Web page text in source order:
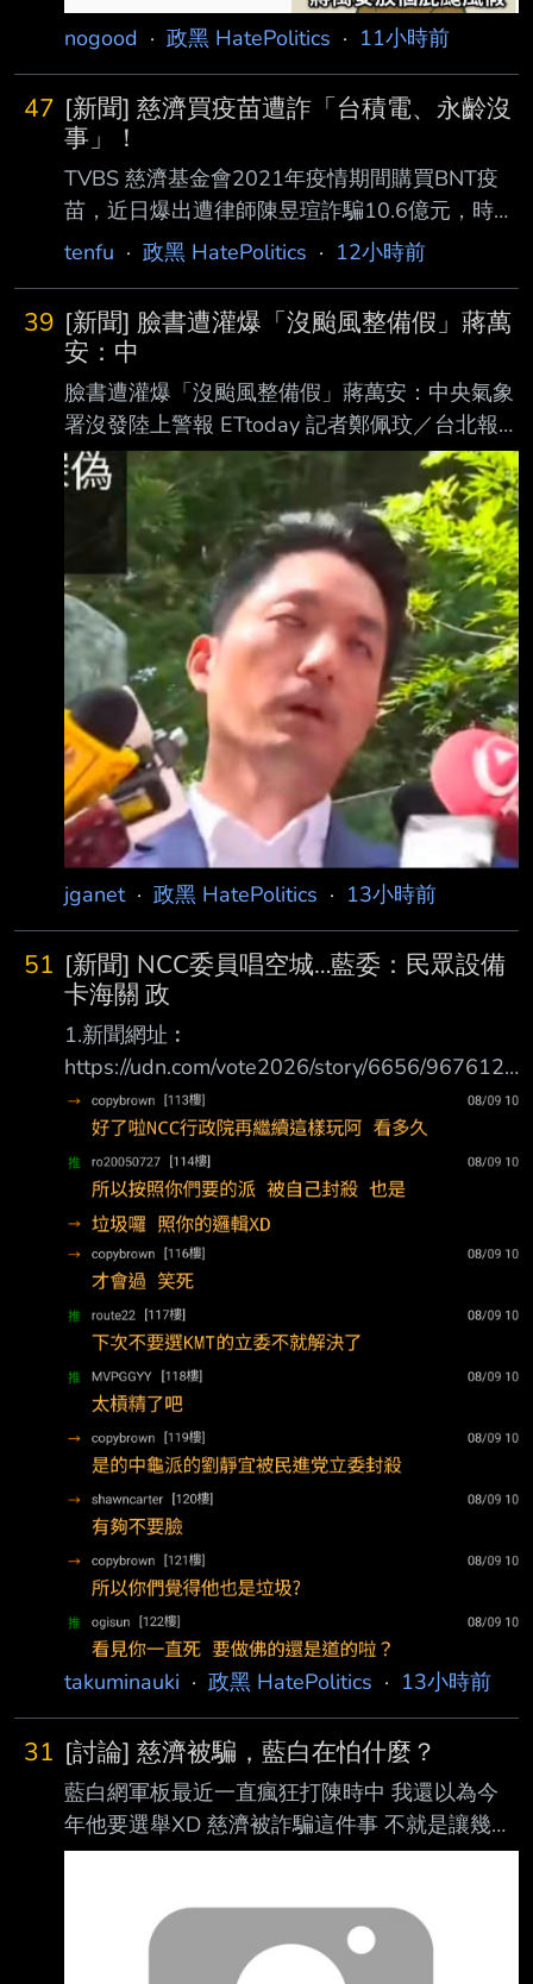
nogood · 政黑 HatePolitics · 11小時前
47 [新聞] 慈濟買疫苗遭詐「台積電、永齡沒
事」！
TVBS 慈濟基金會2021年疫情期間購買BNT疫
苗，近日爆出遭律師陳昱瑄詐騙10.6億元，時任
衛 福部長陳時中於7日表示，當初對他做出不實
陳沂則質疑，同樣投入BNT疫苗採購的台積電、
永齡基金會並未傳出類似情況，不能因 慈濟遭
遇詐騙，就藉此洗台灣人記憶。 慈濟疫苗採購
遭詐騙 陳時中要求道歉 陳沂在臉書發文指
出，疫情爆發時，政府表示無法購得BNT疫苗，
促使民間力量介入，其 中台積電與永齡基金會
分別採購500萬劑BNT疫苗捐贈，後續慈濟基金
會也加入採購行列， 同樣購買
tenfu · 政黑 HatePolitics · 12小時前
39 [新聞] 臉書遭灌爆「沒颱風整備假」蔣萬
安：中
臉書遭灌爆「沒颱風整備假」蔣萬安：中央氣象
署沒發陸上警報 ETtoday 記者鄭佩玟／台北報
導 中度颱風白海豚雖未直接朝台灣撲來，不過
其外圍環流仍明顯影響北台灣，中央氣象署今
（9日）上午8時30分持續發布海上颱風警報，
有網友湧入台北市蔣萬安臉書嗆，「颱風假的
標準到底在哪裡？為什麼沒有颱風整備假？」蔣
萬安受訪回應，氣象署這次沒有發布陸上颱 風
警報，昨天經過4市討論後今天就沒有宣布停班
課，根據評估，也許到下午或傍晚 時間，慢慢
經過台灣北部上方，再往西移動，漸漸就會趨
緩。 蔣萬安今日上午主持白海豚颱風第3次
jganet· 政黑 HatePolitics · 13小時前
51 [新聞] NCC委員唱空城…藍委：民眾設備
卡海關 政
1.新聞網址︰
https://udn.com/vote2026/story/6656/9676124
2.新聞來源︰聯合 3.完整新聞標題： NCC委員
唱空城…藍委：民眾設備卡海關 政院不能手一攤
4.完整新聞內容︰ ＮＣＣ進入沒有委員的空窗
期，審核廣播電視、射頻設備等業務均停擺，民
眾、業者陳情 也湧入藍綠立委辦公室。國民黨
立委黃健豪表示，這兩天已有上市公司因要等Ｎ
ＣＣ審核 通過，設備卡在海關，行政院不能
「兩手一攤」，應盡快協調各部會處理此事。
黃健豪說，這幾天接到不少業者陳情，若設備遲
遲沒人審核，商品先
takuminauki · 政黑 HatePolitics · 13小時前
31 [討論] 慈濟被騙，藍白在怕什麼？
藍白網軍板最近一直瘋狂打陳時中 我還以為今
年他要選舉XD 慈濟被詐騙這件事 不就是讓幾個
藍白政治人物變成小丑而已，需要這麼氣嗎？